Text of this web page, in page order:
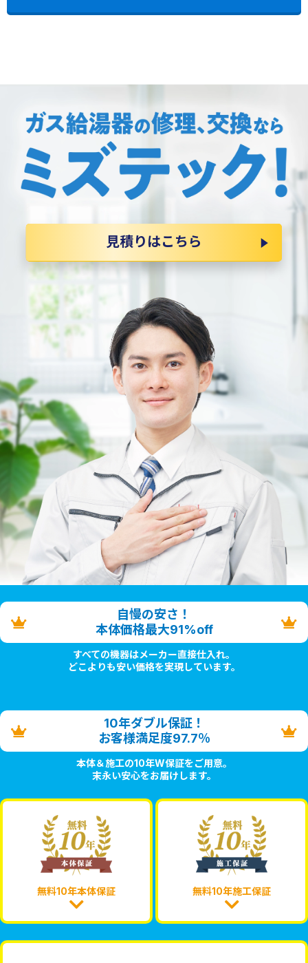
見積りはこちら
自慢の安さ！
本体価格最大91%off
すべての機器はメーカー直接仕入れ。
どこよりも安い価格を実現しています。
10年ダブル保証！
お客様満足度97.7％
本体＆施工の10年W保証をご用意。
末永い安心をお届けします。
無料10年本体保証 無料10年施工保証